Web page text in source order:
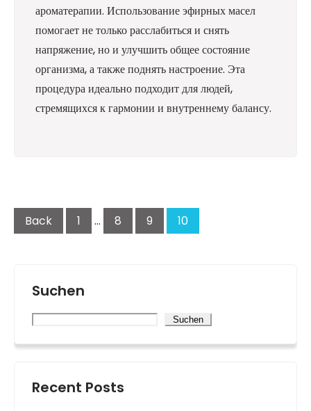
ароматерапии. Использование эфирных масел
помогает не только расслабиться и снять
напряжение, но и улучшить общее состояние
организма, а также поднять настроение. Эта
процедура идеально подходит для людей,
стремящихся к гармонии и внутреннему балансу.
der
Beiträge
Back 1 … 8 9 10
Suchen
Suchen
Recent Posts